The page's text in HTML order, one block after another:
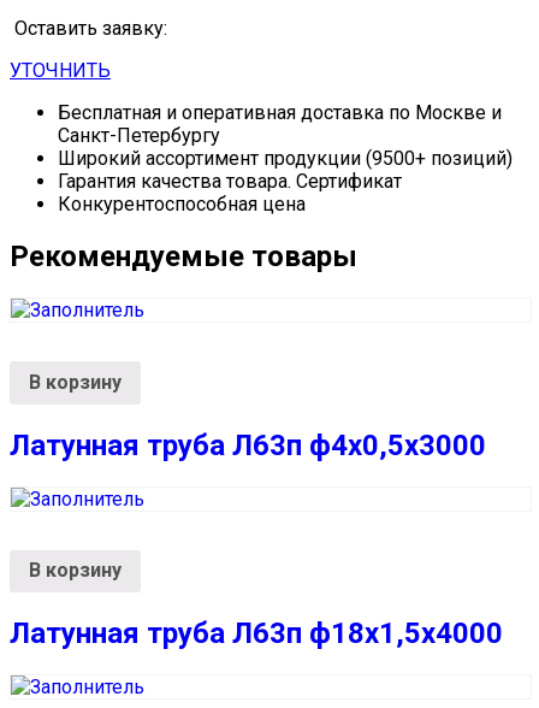
Оставить заявку:
УТОЧНИТЬ
Бесплатная и оперативная доставка по Москве и
Санкт-Петербургу
Широкий ассортимент продукции (9500+ позиций)
Гарантия качества товара. Сертификат
Конкурентоспособная цена
Рекомендуемые товары
В корзину
Латунная труба Л63п ф4х0,5х3000
В корзину
Латунная труба Л63п ф18х1,5х4000